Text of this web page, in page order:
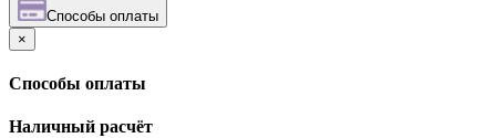
Cпособы оплаты
×
Cпособы оплаты
Наличный расчёт